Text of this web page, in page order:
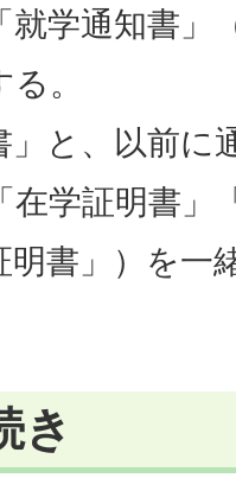
就学通知書」
。
」と、以前
在学証明書」
明書」）を一
き